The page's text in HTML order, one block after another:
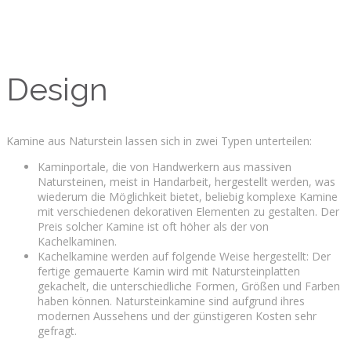
Design
Kamine aus Naturstein lassen sich in zwei Typen unterteilen:
Kaminportale, die von Handwerkern aus massiven
Natursteinen, meist in Handarbeit, hergestellt werden, was
wiederum die Möglichkeit bietet, beliebig komplexe Kamine
mit verschiedenen dekorativen Elementen zu gestalten. Der
Preis solcher Kamine ist oft höher als der von
Kachelkaminen.
Kachelkamine werden auf folgende Weise hergestellt: Der
fertige gemauerte Kamin wird mit Natursteinplatten
gekachelt, die unterschiedliche Formen, Größen und Farben
haben können. Natursteinkamine sind aufgrund ihres
modernen Aussehens und der günstigeren Kosten sehr
gefragt.